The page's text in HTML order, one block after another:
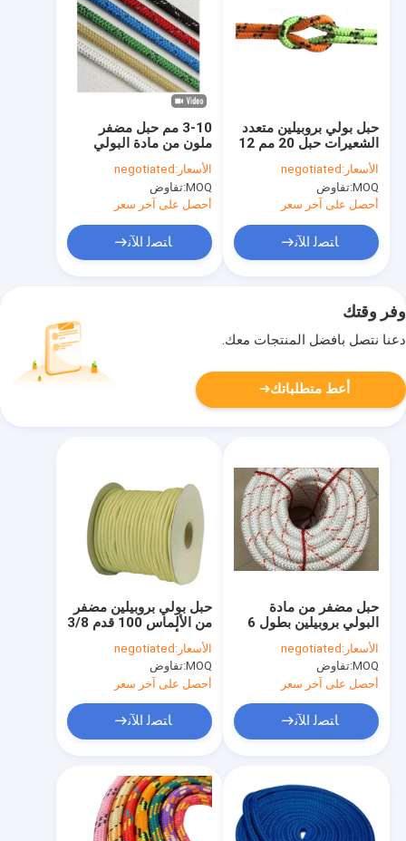
3-10 مم حبل مضفر
ملون من مادة البولي
قدم
الأسعار: negotiated
MOQ: تفاوض
أحصل على آخر سعر
ﺎﺘﺼﻟ ﺍﻶﻧ
حبل بولي بروبيلين متعدد
الشعيرات حبل 20 مم 12
مم PP
الأسعار: negotiated
MOQ: تفاوض
أحصل على آخر سعر
ﺎﺘﺼﻟ ﺍﻶﻧ
وفر وقتك
دعنا نتصل بأفضل المنتجات معك.
أعط متطلباتك
حبل بولي بروبيلين مضفر
من الألماس 100 قدم 3/8
بوصة أحمر مع ترسمرز
أبيض أزرق
الأسعار: negotiated
MOQ: تفاوض
أحصل على آخر سعر
ﺎﺘﺼﻟ ﺍﻶﻧ
حبل مضفر من مادة
البولي بروبيلين بطول 6
للتخييم والتسلق
الأسعار: negotiated
MOQ: تفاوض
أحصل على آخر سعر
ﺎﺘﺼﻟ ﺍﻶﻧ